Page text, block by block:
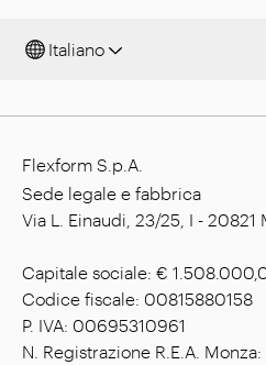
Italiano
Flexform S.p.A.
Sede legale e fabbrica
Via L. Einaudi, 23/25, I - 20821
Capitale sociale: €
Codice fiscale: 00815880158
P. IVA: 00695310961
N. Registrazione R.E.A. Monza: